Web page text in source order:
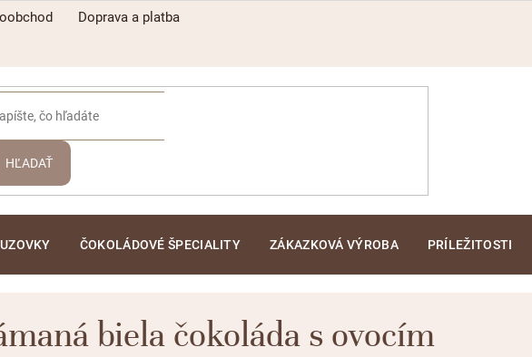
Doprava a platba
HĽADAŤ
ČOKOLÁDOVÉ ŠPECIALITY ZÁKAZKOVÁ VÝROBA PRÍLEŽITOSTI
biela čokoláda s ovocím